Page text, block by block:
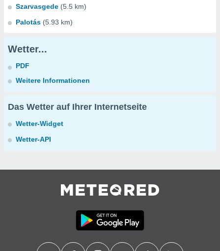
Szarvasgede (5.5 km)
Palotás (5.93 km)
Wetter...
PDF
Weitere Informationen
Das Wetter auf Ihrer Internetseite
Wetter-Widget
Wetter-API